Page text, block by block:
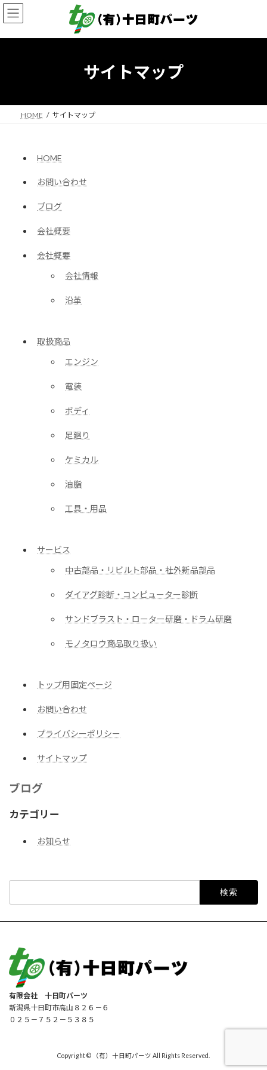
コ
ン
ン
ナ
ビ
ー
サイトマップ
HOME サイトマップ
HOME
お問い合わせ
ブログ
会社概要
会社概要
会社情報
沿革
取扱商品
エンジン
電装
ボディ
足廻り
ケミカル
油脂
工具・用品
サービス
中古部品・リビルト部品・社外新品部品
ダイアグ診断・コンピューター診断
サンドブラスト・ローター研磨・ドラム研磨
モノタロウ商品取り扱い
トップ用固定ページ
お問い合わせ
プライバシーポリシー
サイトマップ
ブログ
カテゴリー
お知らせ
有限会社 十日町パーツ
新潟県十日町市高山８２６－６
０２５－７５２－５３８５
Copyright © （有）十日町パーツ All Rights Reserved.